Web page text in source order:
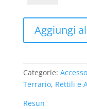
Riscaldante
W
Aggiungi
Categorie:
Terrario, Rettili e
Resun